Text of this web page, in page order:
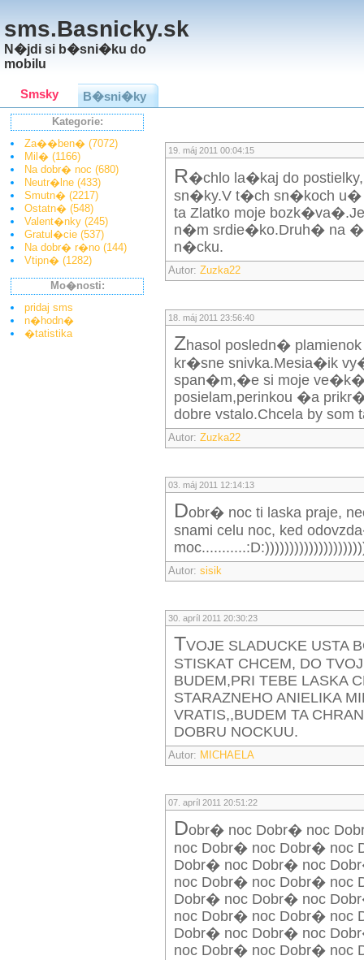
sms.Basnicky.sk
N�jdi si b�sni�ku do
mobilu
Smsky B�sni�ky
Kategorie:
Za��ben� (7072)
Mil� (1166)
Na dobr� noc (680)
Neutr�lne (433)
Smutn� (2217)
Ostatn� (548)
Valent�nky (245)
Gratul�cie (537)
Na dobr� r�no (144)
Vtipn� (1282)
Mo�nosti:
pridaj sms
n�hodn�
�tatistika
19. máj 2011 00:04:15
R�chlo la�kaj do
sn�ky.V t�ch sn�koch u�
ta Zlatko moje
n�m srdie�ko.Druh� na
n�cku.
Autor: Zuzka22
18. máj 2011 23:56:40
Zhasol posledn�
kr�sne snivka.Mesia�ik
span�m,�e si moje
posielam,perinkou �a
dobre vstalo.Chcela by som
Autor: Zuzka22
03. máj 2011 12:14:13
dobr� noc ti laska praje,
snami celu noc, ked
Autor: sisik
30. apríl 2011 20:30:23
TVOJE SLADUCKE USTA
STISKAT CHCEM, DO
BUDEM,PRI TEBE LASKA
STARAZNEHO ANIELIKA
VRATIS,,BUDEM TA
DOBRU NOCKUU.
Autor: MICHAELA
07. apríl 2011 20:51:22
Dobr� noc Dobr� noc
noc Dobr� noc Dobr� noc
Dobr� noc Dobr� noc
noc Dobr� noc Dobr� noc
Dobr� noc Dobr� noc
noc Dobr� noc Dobr� noc
Dobr� noc Dobr� noc
noc Dobr� noc Dobr� noc